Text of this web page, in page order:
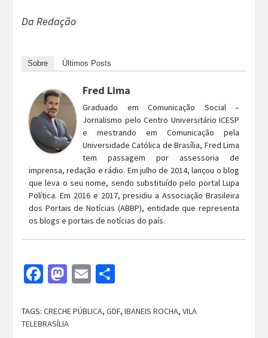
Da Redação
Sobre Últimos Posts
Fred Lima
Graduado em Comunicação Social –
Jornalismo pelo Centro Universitário ICESP
e mestrando em Comunicação pela
Universidade Católica de Brasília, Fred Lima
tem passagem por assessoria de
imprensa, redação e rádio. Em julho de 2014, lançou o blog
que leva o seu nome, sendo substituído pelo portal Lupa
Política. Em 2016 e 2017, presidiu a Associação Brasileira
dos Portais de Notícias (ABBP), entidade que representa
os blogs e portais de notícias do país.
Facebook
Mastodon
Email
TAGS: CRECHE PÚBLICA, GDF, IBANEIS ROCHA, VILA
TELEBRASÍLIA